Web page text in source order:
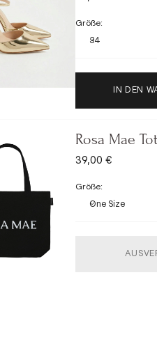
Größe:
34
IN DEN
Rosa Mae
ANGEBOT
39,00 €
Größe:
One Size